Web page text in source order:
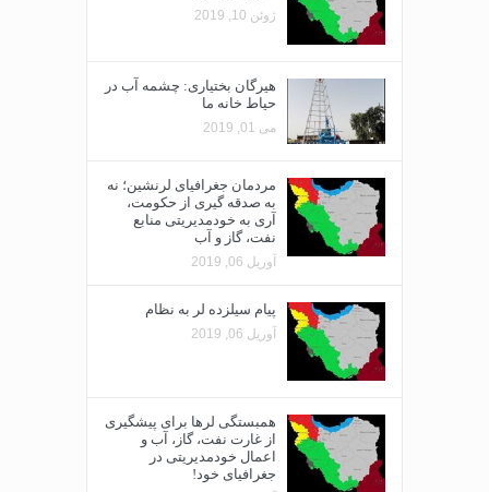
ژوئن 10, 2019
هیرگان بختیاری: چشمه آب در
حیاط خانه ما
می 01, 2019
مردمان جغرافیای لرنشین؛ نه
به صدقه گیری از حکومت،
آری به خودمدیریتی منابع
نفت، گاز و آب
آوریل 06, 2019
پیام سیلزده لر به نظام
آوریل 06, 2019
همبستگی لرها برای پیشگیری
از غارت نفت، گاز، آب و
اعمال خودمدیریتی در
جغرافیای خود!